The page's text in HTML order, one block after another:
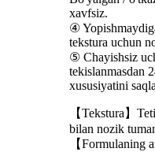
xavfsiz.
④
tekstura uchun
⑤ Chayishsiz
tekislanmasdan
xususiyatini
【Tekstura】
bilan nozik
【Formulaning